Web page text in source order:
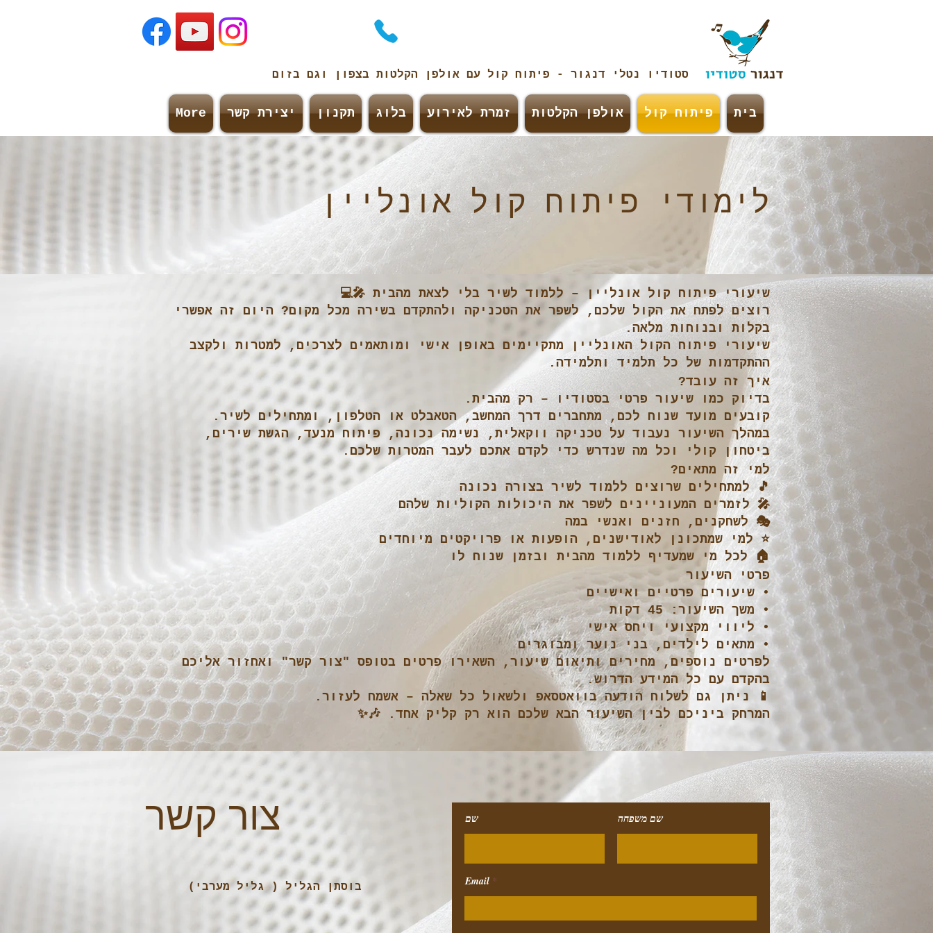
סטודיו נטלי דנגור - פיתוח קול עם אולפן הקלטות בצפון וגם בזום
בית פיתוח קול אולפן הקלטות זמרת לאירוע בלוג תקנון יצירת קשר More
לימודי פיתוח קול אונליין
שיעורי פיתוח קול אונליין – ללמוד לשיר בלי לצאת מהבית 🎤💻
רוצים לפתח את הקול שלכם, לשפר את הטכניקה ולהתקדם בשירה מכל מקום? היום זה אפשרי
בקלות ובנוחות מלאה.
שיעורי פיתוח הקול האונליין מתקיימים באופן אישי ומותאמים לצרכים, למטרות ולקצב
ההתקדמות של כל תלמיד ותלמידה.
איך זה עובד?
בדיוק כמו שיעור פרטי בסטודיו – רק מהבית.
קובעים מועד שנוח לכם, מתחברים דרך המחשב, הטאבלט או הטלפון, ומתחילים לשיר.
במהלך השיעור נעבוד על טכניקה ווקאלית, נשימה נכונה, פיתוח מנעד, הגשת שירים,
ביטחון קולי וכל מה שנדרש כדי לקדם אתכם לעבר המטרות שלכם.
למי זה מתאים?
🎵 למתחילים שרוצים ללמוד לשיר בצורה נכונה
🎤 לזמרים המעוניינים לשפר את היכולות הקוליות שלהם
🎭 לשחקנים, חזנים ואנשי במה
⭐ למי שמתכונן לאודישנים, הופעות או פרויקטים מיוחדים
🏠 לכל מי שמעדיף ללמוד מהבית ובזמן שנוח לו
פרטי השיעור
• שיעורים פרטיים ואישיים
• משך השיעור: 45 דקות
• ליווי מקצועי ויחס אישי
• מתאים לילדים, בני נוער ומבוגרים
לפרטים נוספים, מחירים ותיאום שיעור, השאירו פרטים בטופס "צור קשר" ואחזור אליכם
בהקדם עם כל המידע הדרוש.
📱 ניתן גם לשלוח הודעה בוואטסאפ ולשאול כל שאלה – אשמח לעזור.
המרחק ביניכם לבין השיעור הבא שלכם הוא רק קליק אחד. 🎶✨
צור קשר
בוסתן הגליל ( גליל מערבי)
שם שם משפחה
Email